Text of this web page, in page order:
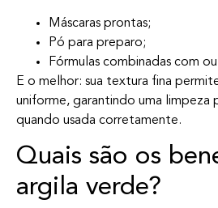
Máscaras prontas;
Pó para preparo;
Fórmulas combinadas com
E o melhor: sua textura fina
uniforme, garantindo uma limpeza
quando usada corretamente.
Quais são os
argila verde?